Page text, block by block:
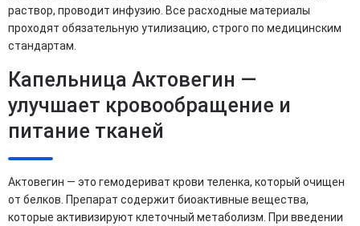
раствор, проводит инфузию. Все расходные материалы
проходят обязательную утилизацию, строго по медицинским
стандартам.
Капельница Актовегин —
улучшает кровообращение и
питание тканей
Актовегин — это гемодериват крови теленка, который очищен
от белков. Препарат содержит биоактивные вещества,
которые активизируют клеточный метаболизм. При введении